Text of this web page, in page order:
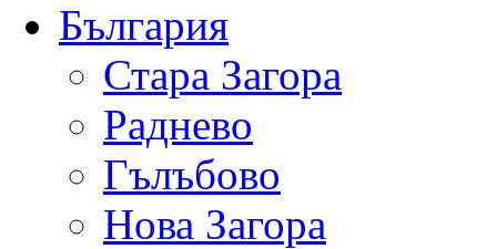
България
Стара Загора
Раднево
Гълъбово
Нова Загора